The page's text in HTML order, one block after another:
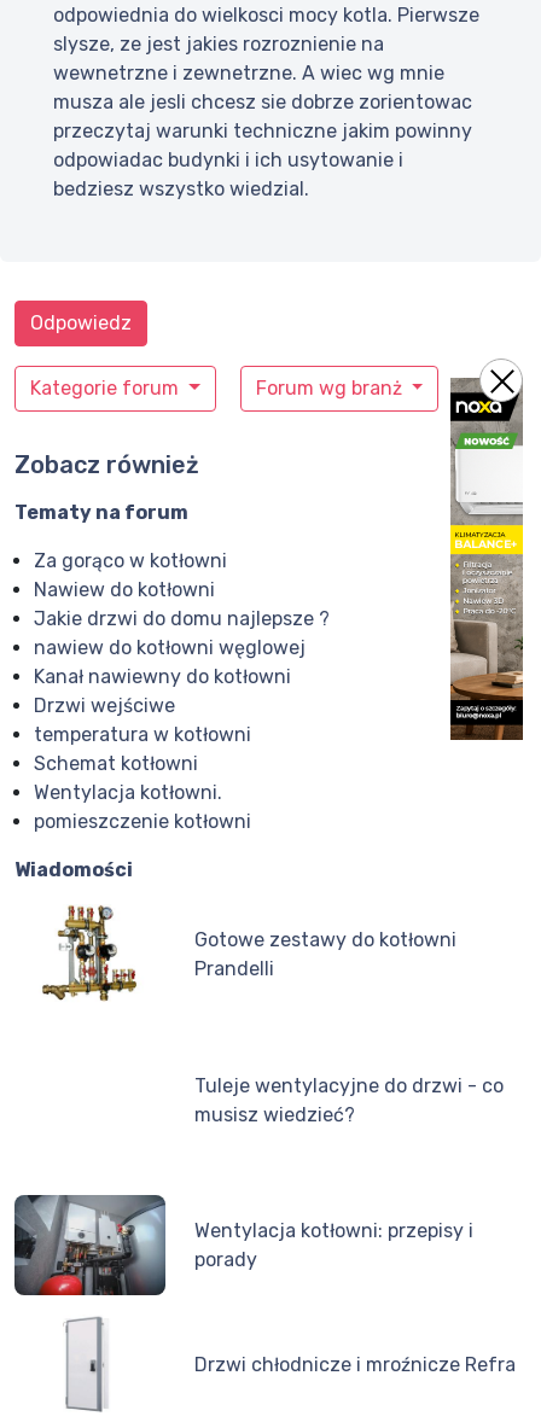
odpowiednia do wielkosci mocy kotla. Pierwsze
slysze, ze jest jakies rozroznienie na
wewnetrzne i zewnetrzne. A wiec wg mnie
musza ale jesli chcesz sie dobrze zorientowac
przeczytaj warunki techniczne jakim powinny
odpowiadac budynki i ich usytowanie i
bedziesz wszystko wiedzial.
Kategorie forum Forum wg branż
Odpowiedz
Zobacz również
Tematy na forum
Za gorąco w kotłowni
Nawiew do kotłowni
Jakie drzwi do domu najlepsze ?
nawiew do kotłowni węglowej
Kanał nawiewny do kotłowni
Drzwi wejściwe
temperatura w kotłowni
Schemat kotłowni
Wentylacja kotłowni.
pomieszczenie kotłowni
Wiadomości
Gotowe zestawy do kotłowni
Prandelli
Tuleje wentylacyjne do drzwi - co
musisz wiedzieć?
Wentylacja kotłowni: przepisy i
porady
Drzwi chłodnicze i mroźnicze Refra